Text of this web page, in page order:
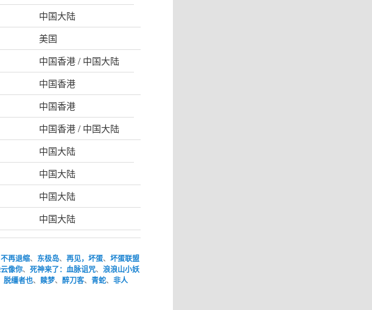
中国大陆
美国
中国香港 / 中国大陆
中国香港
中国香港
中国香港 / 中国大陆
中国大陆
中国大陆
中国大陆
中国大陆
不再退缩、 东极岛、再见，坏蛋、坏蛋联盟
像你、死神来了：血脉诅咒、浪浪山小妖
脱缰者也、 赎梦、醉刀客、青蛇、非人